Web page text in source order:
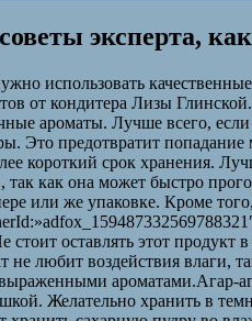
эксперта,
использовать
от кондитера Лизы
ароматы. Лучше всего,
Это предотвратит
короткий срок хранения.
как она может быстро
или же упаковке. Кроме
оставлять этот
любит воздействия влаги,
ароматами.Агар-
Желательно хранить в